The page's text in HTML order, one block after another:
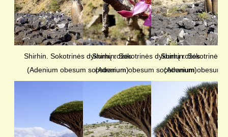
Shirhin. Sokotrinės dykumų rožės
(Adenium obesum socotranum)
Shirhin. Sokotrinės dykumų rožės
(Adenium obesum socotranum)
Shirhin. Sokotrinės
(Adenium obesum